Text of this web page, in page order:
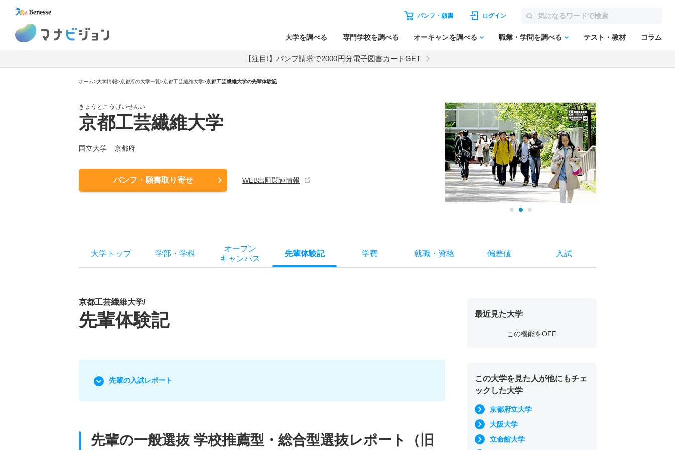
パンフ・願書 ログイン
大学を調べる 専門学校を調べる オーキャンを調べる 職業・学問を調べる テスト・教材 コラム
【注目!】パンフ請求で2000円分電子図書カードGET
ホーム>大学情報>京都府の大学一覧>京都工芸繊維大学>京都工芸繊維大学の先輩体験記
きょうとこうげいせんい
京都工芸繊維大学
国立大学 京都府
パンフ・願書取り寄せ WEB出願関連情報
大学トップ 学部 ・ 学科
オープン
キャンパス
先輩体験記 学費 就職・ 資格 偏差値 入試
京都工芸繊維大学/
先輩体験記
先輩の入試レポート
先輩の一般選抜 学校推薦型・総合型選抜レポート（旧
最近見た大学
この機能をOFF
この大学を見た人が他にもチェ
ックした大学
京都府立大学
大阪大学
立命館大学